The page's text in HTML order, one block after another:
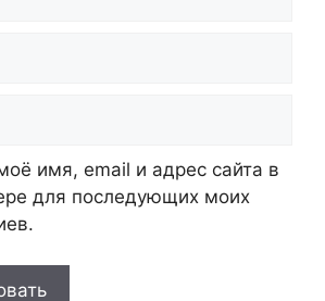
имя, email и адрес сайта в
для последующих моих